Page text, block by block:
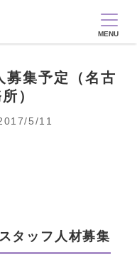
募集予定（名古
）
5/11
タッフ人材募集